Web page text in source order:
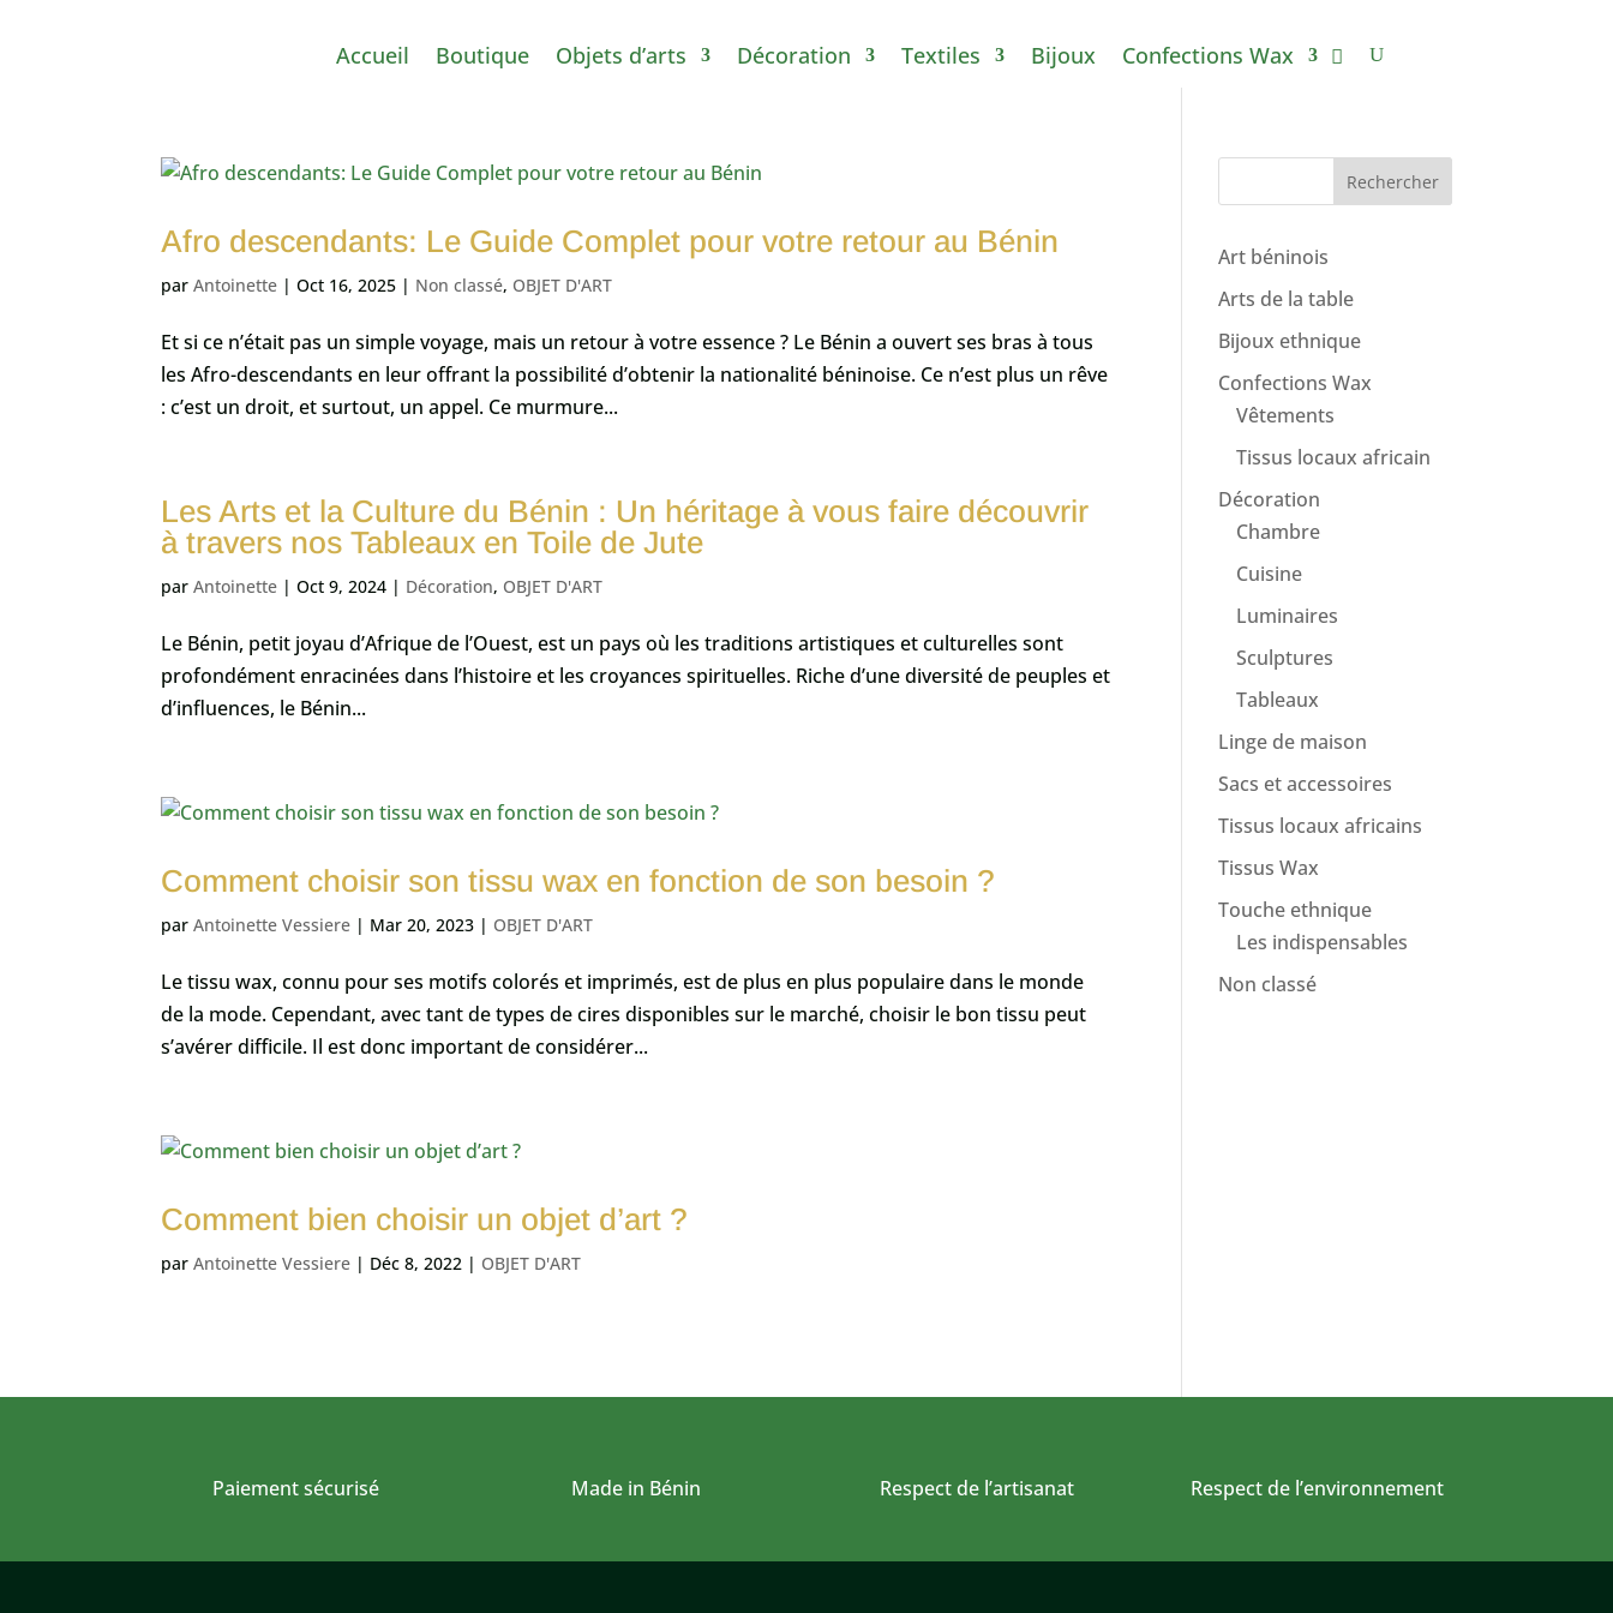
Accueil Boutique Objets d’arts Décoration Textiles Bijoux Confections Wax
Afro descendants: Le Guide Complet pour votre retour au Bénin
parAntoinette |Oct 16, 2025 | Non classé, OBJET D'ART
Et si ce n’était pas un simple voyage, mais un retour à votre essence ? Le Bénin a ouvert ses bras à tous
les Afro-descendants en leur offrant la possibilité d’obtenir la nationalité béninoise. Ce n’est plus un rêve
: c’est un droit, et surtout, un appel. Ce murmure...
Les Arts et la Culture du Bénin : Un héritage à vous faire découvrir
à travers nos Tableaux en Toile de Jute
parAntoinette |Oct 9, 2024 | Décoration, OBJET D'ART
Le Bénin, petit joyau d’Afrique de l’Ouest, est un pays où les traditions artistiques et culturelles sont
profondément enracinées dans l’histoire et les croyances spirituelles. Riche d’une diversité de peuples et
d’influences, le Bénin...
Comment choisir son tissu wax en fonction de son besoin ?
parAntoinette Vessiere | Mar 20, 2023 | OBJET D'ART
Le tissu wax, connu pour ses motifs colorés et imprimés, est de plus en plus populaire dans le monde
de la mode. Cependant, avec tant de types de cires disponibles sur le marché, choisir le bon tissu peut
s’avérer difficile. Il est donc important de considérer...
Comment bien choisir un objet d’art ?
parAntoinette Vessiere | Déc 8, 2022 | OBJET D'ART
Rechercher
Art béninois
Arts de la table
Bijoux ethnique
Confections Wax
Vêtements
Tissus locaux africain
Décoration
Chambre
Cuisine
Luminaires
Sculptures
Tableaux
Linge de maison
Sacs et accessoires
Tissus locaux africains
Tissus Wax
Touche ethnique
Les indispensables
Non classé
Paiement sécurisé Made in Bénin Respect de l’artisanat Respect de l’environnement